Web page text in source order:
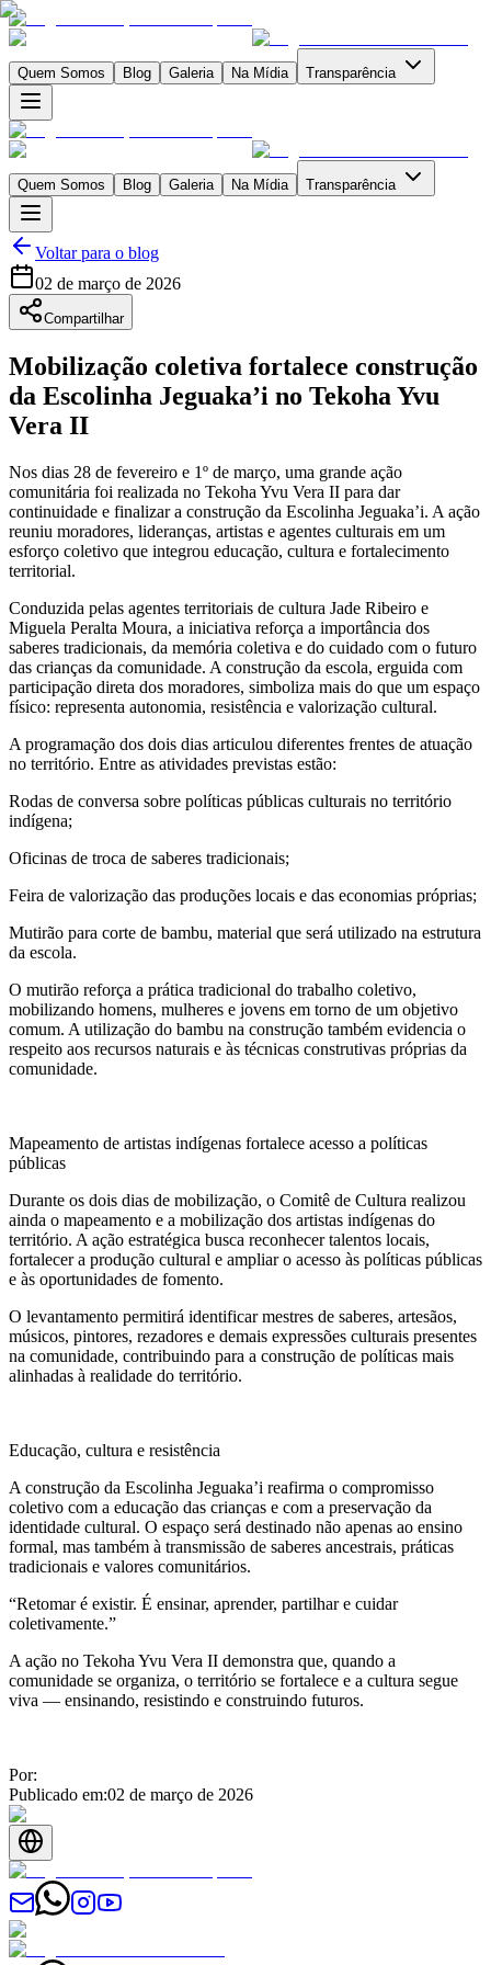
Quem Somos Blog Galeria Na Mídia Transparência
Quem Somos Blog Galeria Na Mídia Transparência
Voltar para o blog
02 de março de 2026
Compartilhar
Mobilização coletiva fortalece construção
da Escolinha Jeguaka’i no Tekoha Yvu
Vera II
Nos dias 28 de fevereiro e 1º de março, uma grande ação
comunitária foi realizada no Tekoha Yvu Vera II para dar
continuidade e finalizar a construção da Escolinha Jeguaka’i. A ação
reuniu moradores, lideranças, artistas e agentes culturais em um
esforço coletivo que integrou educação, cultura e fortalecimento
territorial.
Conduzida pelas agentes territoriais de cultura Jade Ribeiro e
Miguela Peralta Moura, a iniciativa reforça a importância dos
saberes tradicionais, da memória coletiva e do cuidado com o futuro
das crianças da comunidade. A construção da escola, erguida com
participação direta dos moradores, simboliza mais do que um espaço
físico: representa autonomia, resistência e valorização cultural.
A programação dos dois dias articulou diferentes frentes de atuação
no território. Entre as atividades previstas estão:
Rodas de conversa sobre políticas públicas culturais no território
indígena;
Oficinas de troca de saberes tradicionais;
Feira de valorização das produções locais e das economias próprias;
Mutirão para corte de bambu, material que será utilizado na estrutura
da escola.
O mutirão reforça a prática tradicional do trabalho coletivo,
mobilizando homens, mulheres e jovens em torno de um objetivo
comum. A utilização do bambu na construção também evidencia o
respeito aos recursos naturais e às técnicas construtivas próprias da
comunidade.
Mapeamento de artistas indígenas fortalece acesso a políticas
públicas
Durante os dois dias de mobilização, o Comitê de Cultura realizou
ainda o mapeamento e a mobilização dos artistas indígenas do
território. A ação estratégica busca reconhecer talentos locais,
fortalecer a produção cultural e ampliar o acesso às políticas públicas
e às oportunidades de fomento.
O levantamento permitirá identificar mestres de saberes, artesãos,
músicos, pintores, rezadores e demais expressões culturais presentes
na comunidade, contribuindo para a construção de políticas mais
alinhadas à realidade do território.
Educação, cultura e resistência
A construção da Escolinha Jeguaka’i reafirma o compromisso
coletivo com a educação das crianças e com a preservação da
identidade cultural. O espaço será destinado não apenas ao ensino
formal, mas também à transmissão de saberes ancestrais, práticas
tradicionais e valores comunitários.
“Retomar é existir. É ensinar, aprender, partilhar e cuidar
coletivamente.”
A ação no Tekoha Yvu Vera II demonstra que, quando a
comunidade se organiza, o território se fortalece e a cultura segue
viva — ensinando, resistindo e construindo futuros.
Por:
Publicado em:02 de março de 2026